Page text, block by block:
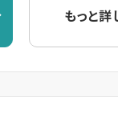
もっと詳